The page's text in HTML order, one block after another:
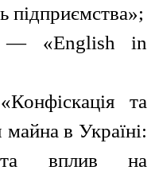
підприємства»;
— «English in
та
майна в Україні:
та вплив на